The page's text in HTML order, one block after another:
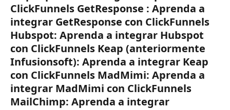
ClickFunnels GetResponse : Aprenda a
integrar GetResponse con ClickFunnels
Hubspot: Aprenda a integrar Hubspot
con ClickFunnels Keap (anteriormente
Infusionsoft): Aprenda a integrar Keap
con ClickFunnels MadMimi: Aprenda a
integrar MadMimi con ClickFunnels
MailChimp: Aprenda a integrar